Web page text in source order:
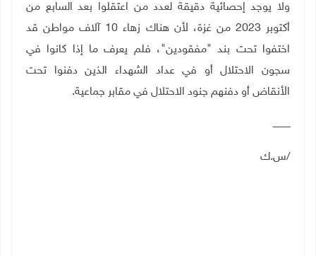
ولا يوجد إحصائية دقيقة لعدد من اعتقلوا بعد السابع من
أكتوبر 2023 من غزة، لأن هناك زهاء 10 آلاف مواطن قد
اختفوا تحت بند "مفقودين"، فلم يعرف ما إذا كانوا في
سجون الاحتلال أو في عداد الشهداء الذين دفنوا تحت
الأنقاض أو دفنهم جنود الاحتلال في مقابر جماعية.
ــــــــــــ
/س.ك